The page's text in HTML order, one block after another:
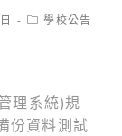
Post學校公告
理系統)規
份資料測試